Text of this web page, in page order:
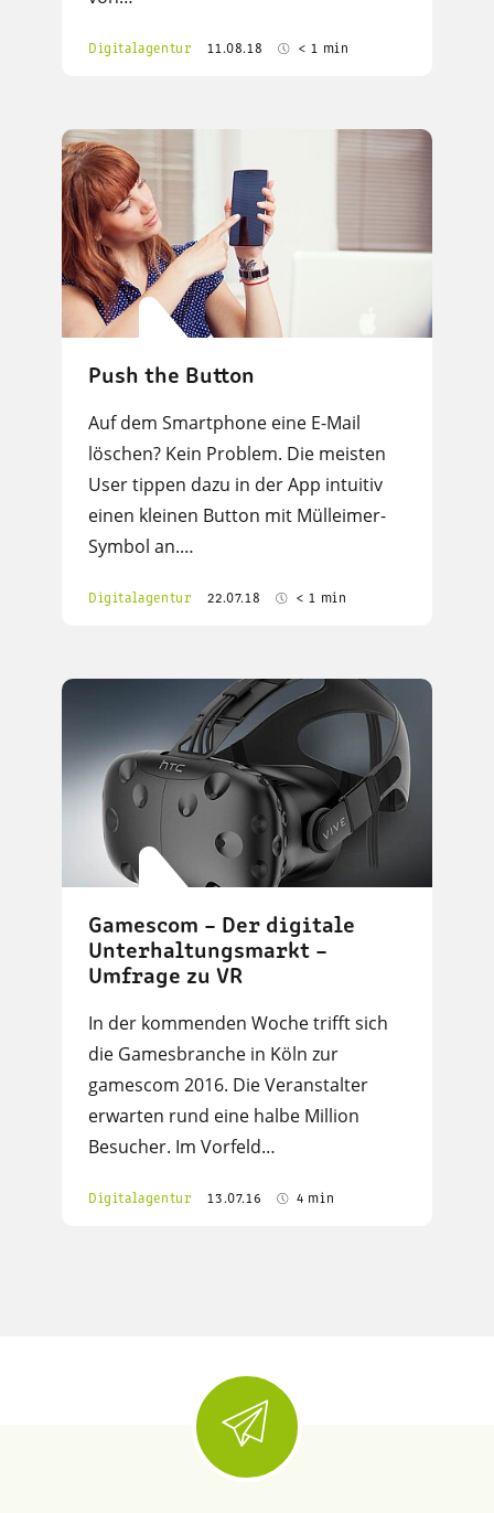
Digitalagentur 11.08.18 < 1 min
Push the Button
Auf dem Smartphone eine E-Mail
löschen? Kein Problem. Die meisten
User tippen dazu in der App intuitiv
einen kleinen Button mit Mülleimer-
Symbol an.…
Digitalagentur 22.07.18 < 1 min
Gamescom – Der digitale
Unterhaltungsmarkt –
Umfrage zu VR
In der kommenden Woche trifft sich
die Gamesbranche in Köln zur
gamescom 2016. Die Veranstalter
erwarten rund eine halbe Million
Besucher. Im Vorfeld…
Digitalagentur 13.07.16 4 min